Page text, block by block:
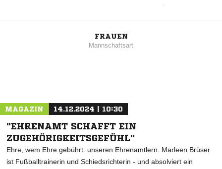
FRAUEN
Mannschaftsart
MAGAZIN 14.12.2024 | 10:30
"EHRENAMT SCHAFFT EIN
ZUGEHÖRIGKEITSGEFÜHL"
Ehre, wem Ehre gebührt: unseren Ehrenamtlern. Marleen Brüser
ist Fußballtrainerin und Schiedsrichterin - und absolviert ein